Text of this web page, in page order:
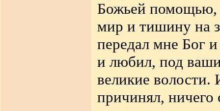
Божьей помощью,
мир и тишину на
передал мне Бог
и любил, под
великие
причинял, ничего